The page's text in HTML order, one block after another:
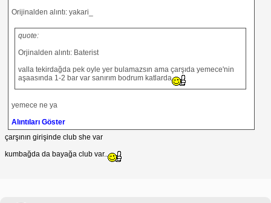
Orijinalden alıntı: yakari_
quote:
Orjinalden alıntı: Baterist
valla tekirdağda pek oyle yer bulamazsın ama çarşıda yemece'nin
aşaasında 1-2 bar var sanırım bodrum katlarda
yemece ne ya
Alıntıları Göster
çarşının girişinde club she var
kumbağda da bayağa club var..